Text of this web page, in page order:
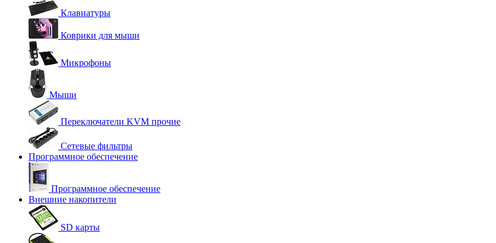
Клавиатуры
Коврики для мыши
Микрофоны
Мыши
Переключатели KVM прочие
Сетевые фильтры
Программное обеспечение
Программное обеспечение
Внешние накопители
SD карты